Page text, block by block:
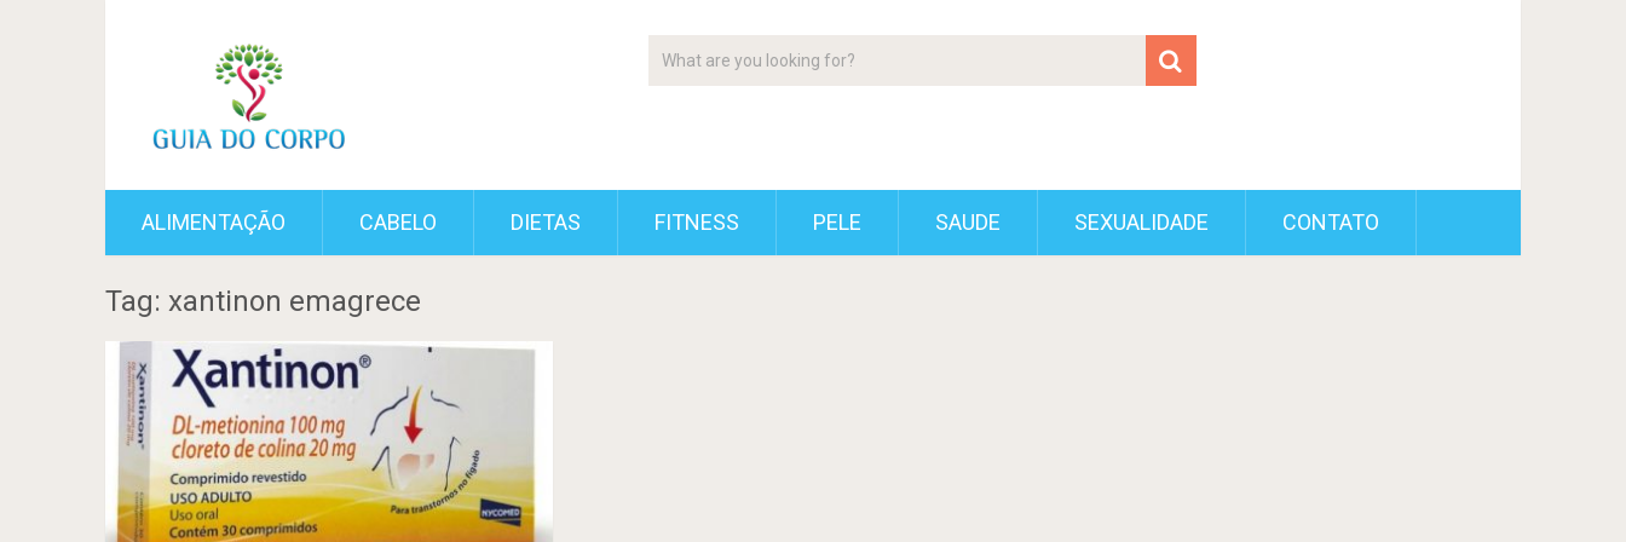
ALIMENTAÇÃO CABELO DIETAS FITNESS PELE SAUDE SEXUALIDADE CONTATO
Tag: xantinon emagrece